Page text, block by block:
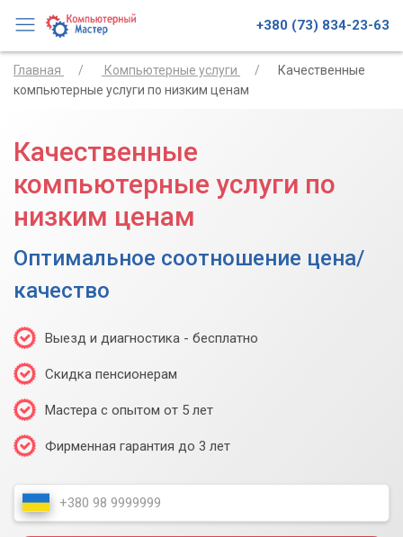
+380 (73) 834-23-63
Главная Компьютерные услуги
Качественные
компьютерные услуги по низким ценам
Качественные
компьютерные услуги по
низким ценам
Оптимальное соотношение цена/
качество
Выезд и диагностика - бесплатно
Скидка пенсионерам
Мастера с опытом от 5 лет
Фирменная гарантия до 3 лет